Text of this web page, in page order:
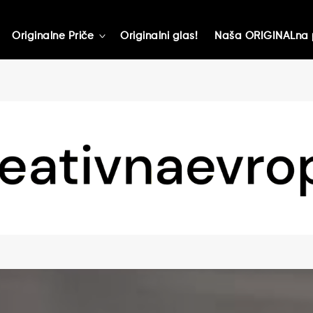
Originalne Priče toggle
Originalni glas! Naša